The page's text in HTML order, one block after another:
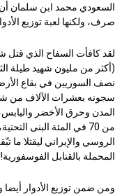
السعودي محمد ابن سلمان أن
صرف، ولكنها لعبة توزيع
لقد كافأت السفاح الذي قتل
(أكثر من مليون شهيد طيلة
نصف السوريين في بقاع
سجونه بعشرات الآلاف من
المدن وحرق الأخضر
من 70 في المئة البنى
الروسي والإيراني ليقتلا
المحملة بالقنابل
ومن ضمن توزيع الأدوار